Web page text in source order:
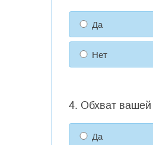
Да
Нет
4. Обхват
Да